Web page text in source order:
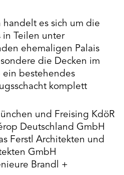
handelt es sich um die
in Teilen unter
ehemaligen Palais
die Decken im
ein bestehendes
komplett
und Freising KdöR
Deutschland GmbH
Ferstl Architekten und
GmbH
Brandl +